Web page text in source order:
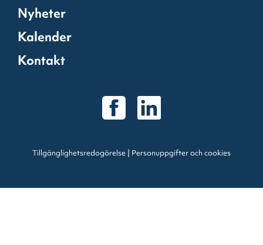
Nyheter
Kalender
Kontakt
Tillgänglighetsredogörelse | Personuppgifter och cookies